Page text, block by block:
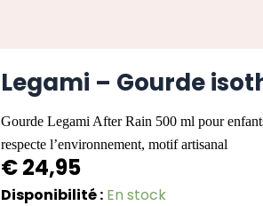
Legami – Gourde
Gourde Legami After Rain 500 ml pour
respecte l’environnement, motif artisanal
€24,95
Disponibilité : En stock
quantité